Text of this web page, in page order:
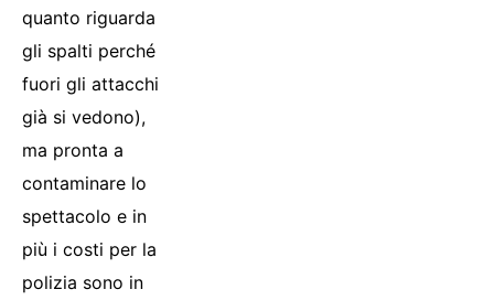
quanto riguarda
gli spalti perché
fuori gli attacchi
già si vedono),
ma pronta a
contaminare lo
spettacolo e in
più i costi per la
polizia sono in